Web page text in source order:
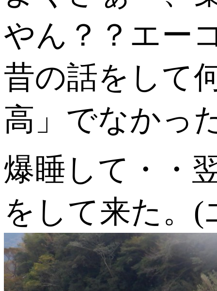
やん？？エー
昔の話をして
高」でなかっ
爆睡して・・
をして来た。(